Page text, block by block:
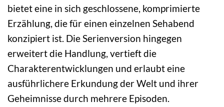
bietet eine in sich geschlossene, komprimierte
Erzählung, die für einen einzelnen Sehabend
konzipiert ist. Die Serienversion hingegen
erweitert die Handlung, vertieft die
Charakterentwicklungen und erlaubt eine
ausführlichere Erkundung der Welt und ihrer
Geheimnisse durch mehrere Episoden.